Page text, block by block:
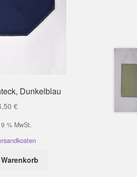
Dunkelblau
€
% MwSt.